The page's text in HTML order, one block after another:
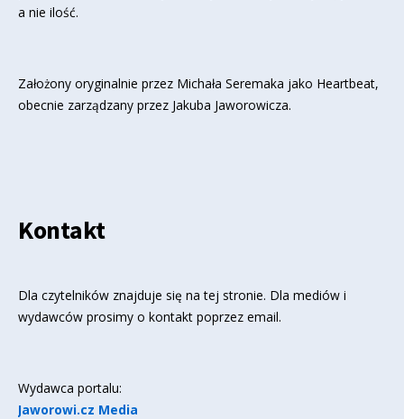
a nie ilość.
Założony oryginalnie przez Michała Seremaka jako Heartbeat,
obecnie zarządzany przez Jakuba Jaworowicza.
Kontakt
Dla czytelników znajduje się na tej stronie. Dla mediów i
wydawców prosimy o kontakt poprzez email.
Wydawca portalu:
Jaworowi.cz Media